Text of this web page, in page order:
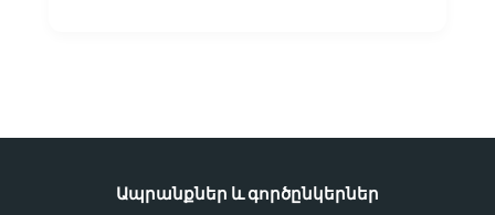
Ապրանքներ և գործընկերներ